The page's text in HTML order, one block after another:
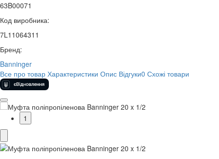
63B00071
Код виробника:
7L11064311
Бренд:
Banninger
Все про товар Характеристики Опис Відгуки0 Схожі товари
1